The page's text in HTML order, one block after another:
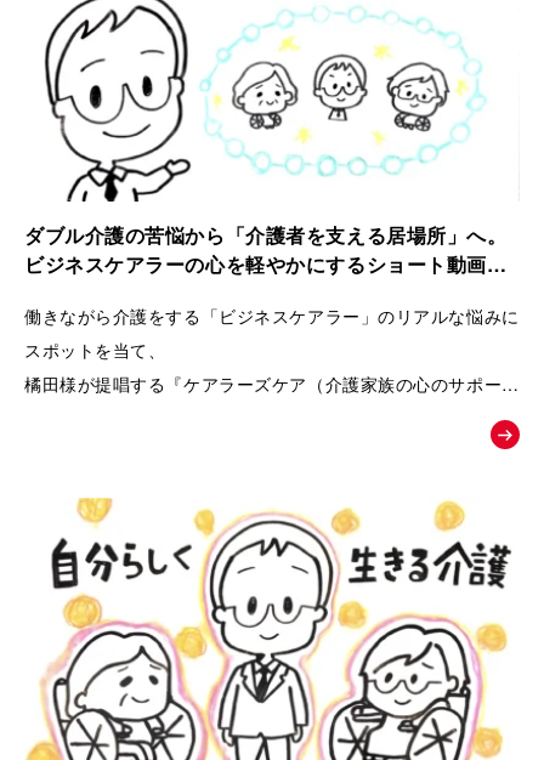
ダブル介護の苦悩から「介護者を支える居場所」へ。
ビジネスケアラーの心を軽やかにするショート動画｜
働きながら介護をする「ビジネスケアラー」のリアルな悩みに
スポットを当て、
橘田様が提唱する『ケアラーズケア（介護家族の心のサポート
ルーム）』への相談へと温かく背中を押す、課題解決型の紹介